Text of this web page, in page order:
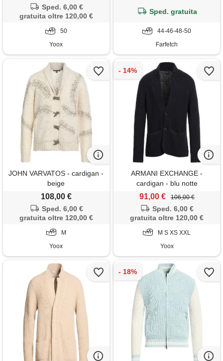
Sped. 6,00 €
gratuita oltre 120,00 €
50
Yoox
Sped. gratuita
44-46-48-50
Farfetch
JOHN VARVATOS - cardigan -
beige
108,00 €
Sped. 6,00 €
gratuita oltre 120,00 €
M
Yoox
ARMANI EXCHANGE -
cardigan - blu notte
91,00 € 106,00 €
Sped. 6,00 €
gratuita oltre 120,00 €
M S XS XXL
Yoox